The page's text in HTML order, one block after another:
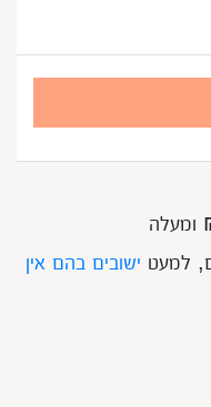
ישובים בהם אין